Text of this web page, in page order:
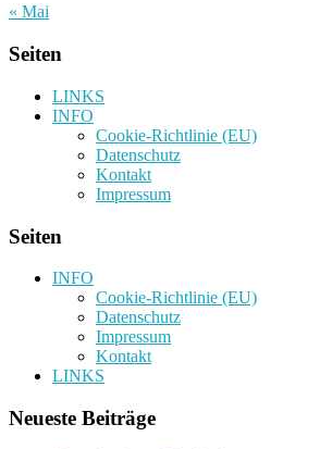
« Mai
Seiten
LINKS
INFO
Cookie-Richtlinie (EU)
Datenschutz
Kontakt
Impressum
Seiten
INFO
Cookie-Richtlinie (EU)
Datenschutz
Impressum
Kontakt
LINKS
Neueste Beiträge